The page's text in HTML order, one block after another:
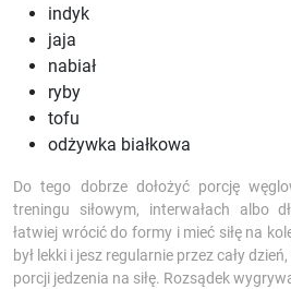
indyk
jaja
nabiał
ryby
tofu
odżywka białkowa
Do tego dobrze dołożyć porcję
treningu siłowym, interwałach albo
łatwiej wrócić do formy i mieć siłę na
był lekki i jesz regularnie przez cały
porcji jedzenia na siłę. Rozsądek